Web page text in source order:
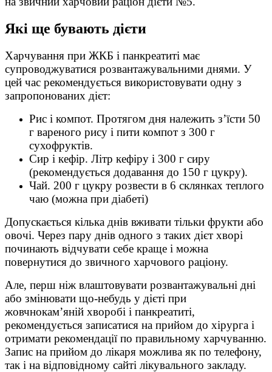
Які ще бувають дієти
Харчування при ЖКБ і панкреатиті має
супроводжуватися розвантажувальними днями. У
цей час рекомендується використовувати одну з
запропонованих дієт:
Рис і компот. Протягом дня належить з’їсти 50
г вареного рису і пити компот з 300 г
сухофруктів.
Сир і кефір. Літр кефіру і 300 г сиру
(рекомендується додавання до 150 г цукру).
Чай. 200 г цукру розвести в 6 склянках теплого
чаю (можна при діабеті)
Допускається кілька днів вживати тільки фрукти або
овочі. Через пару днів одного з таких дієт хворі
починають відчувати себе краще і можна
повернутися до звичного харчового раціону.
Але, перш ніж влаштовувати розвантажувальні дні
або змінювати що-небудь у дієті при
жовчнокам’яній хворобі і панкреатиті,
рекомендується записатися на прийом до хірурга і
отримати рекомендації по правильному харчуванню.
Запис на прийом до лікаря можлива як по телефону,
так і на відповідному сайті лікувального закладу.